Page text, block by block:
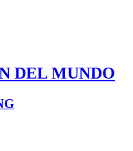
DEL MUNDO